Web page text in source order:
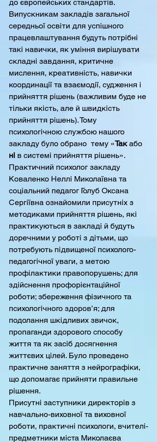
до європейських стандартів.
Випускникам закладів загальної
середньої освіти для успішного
працевлаштування будуть потрібні
такі навички, як уміння вирішувати
складні завдання, критичне
мислення, креативність, навички
координації та взаємодії, судження і
прийняття рішень (важливим буде не
тільки якість, але й швидкість
прийняття рішень). Тому
психологічною службою нашого
закладу було обрано  тему «Так або
ні в системі прийняття рішень».
Практичний психолог закладу
Коваленко Неллі Миколаївна та
соціальний педагог Голуб Оксана
Сергіївна ознайомили присутніх з
методиками прийняття рішень, які
практикуються в закладі й будуть
доречними у роботі з дітьми, що
потребують підвищеної психолого-
педагогічної уваги, з метою
профілактики правопорушень; для
здійснення профорієнтаційної
роботи; збереження фізичного та
психологічного здоров’я; для
подолання шкідливих звичок,
пропаганди здорового способу
життя та як засіб досягнення
життєвих цілей. Було проведено
практичне заняття з нейрографіки,
що допомагає прийняти правильне
рішення.
Присутні заступники директорів з
навчально-виховної та виховної
роботи, практичні психологи, вчителі-
предметники міста Миколаєва